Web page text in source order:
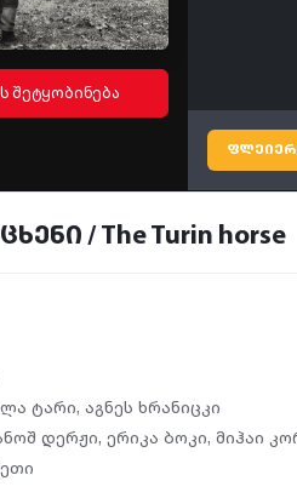
შეტყობინება
/ The Turin horse
ტარი, აგნეს ხრანიცკი
დერჟი, ერიკა ბოკი, მიჰაი